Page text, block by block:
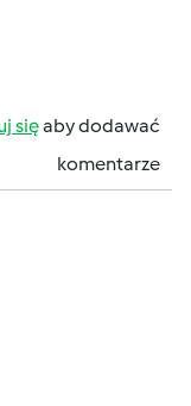
sięaby dodawać
komentarze